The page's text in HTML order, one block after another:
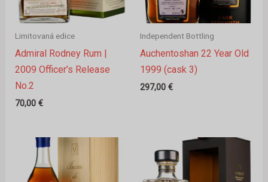
Limitovaná edice
Admiral Rodney Rum |
2009 Officer’s Release
No.2
70,00 €
Independent Bottling
Auchentoshan 22 Year Old
1999 (cask 3)
297,00 €